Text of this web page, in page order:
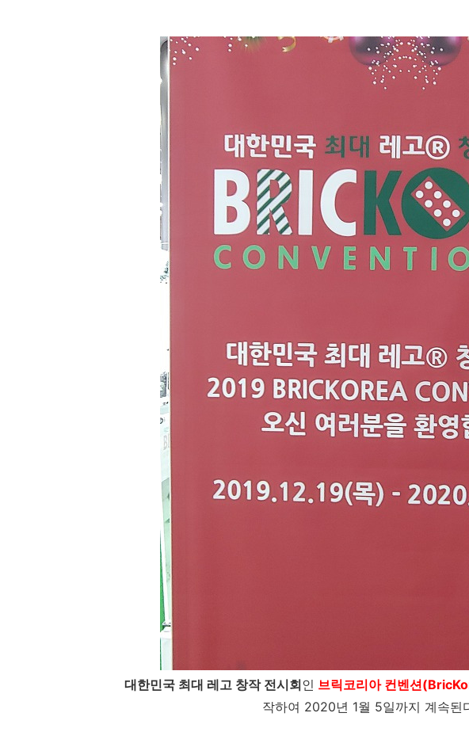
대한민국 최대 레고 창작 전시회인 브릭코리아 컨벤션
작하여 2020년 1월 5일까지 계속된